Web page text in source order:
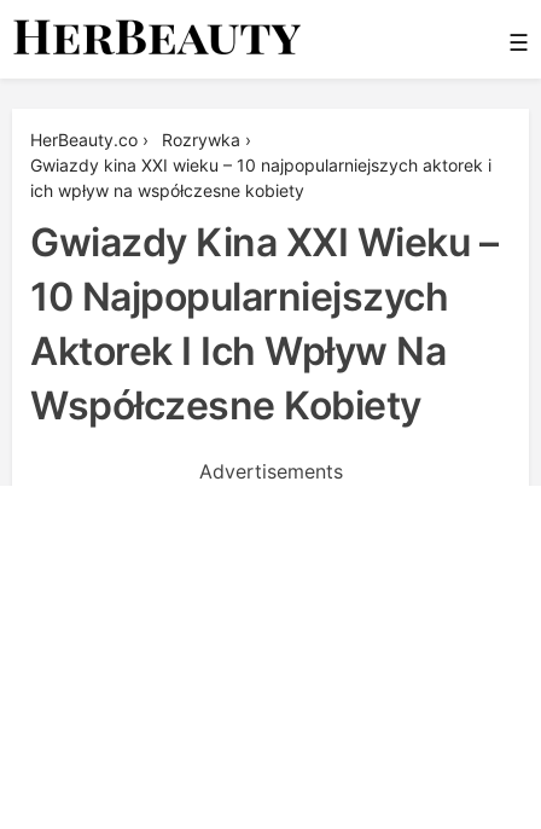
Skip
☰
HerBeauty.co › Rozrywka ›
Gwiazdy kina XXI wieku – 10 najpopularniejszych aktorek i
ich wpływ na współczesne kobiety
Gwiazdy Kina XXI Wieku –
10 Najpopularniejszych
Aktorek I Ich Wpływ Na
Współczesne Kobiety
Advertisements